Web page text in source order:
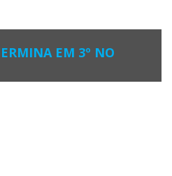
EM 3º NO
de campeã no circuito mundial